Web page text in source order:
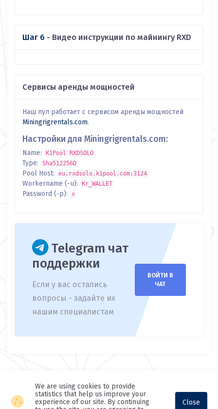
Шаг 6 - Видео инструкции по майнингу RXD
Сервисы аренды мощностей
Наш пул работает с сервисом аренды мощностей
Miningrigrentals.com.
Настройки для Miningrigrentals.com:
Name: K1Pool RXDSOLO
Type: Sha512256D
Pool Host: eu.rxdsolo.k1pool.com:3124
Workername (-u): Kr_WALLET
Password (-p): x
Telegram чат
поддержки
Если у вас остались
вопросы - задайте их
нашим специалистам
ВОЙТИ В
ЧАТ
We are using cookies to provide
statistics that help us improve your
experience of our site. By continuing
Close